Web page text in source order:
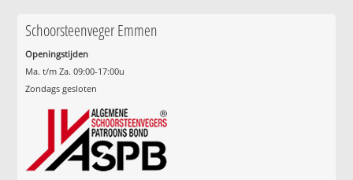
Schoorsteenveger Emmen
Openingstijden
Ma. t/m Za. 09:00-17:00u
Zondags gesloten